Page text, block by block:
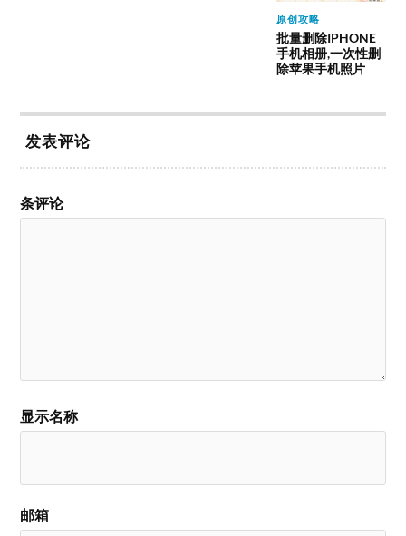
原创攻略
批量删除IPHONE
手机相册,一次性删
除苹果手机照片
发表评论
条评论
显示名称
邮箱